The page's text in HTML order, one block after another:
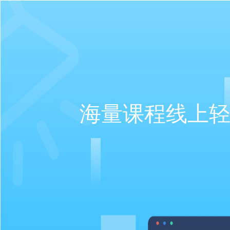
海量课程线上